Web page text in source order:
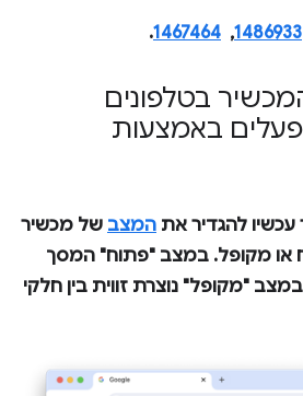
1486933
, ‏
1467464
.
בטלפונים
באמצעות
להגדיר את המצב של מכשיר
או מקופל. במצב "פתוח" המסך
"מקופל" נוצרת זווית בין חלקי